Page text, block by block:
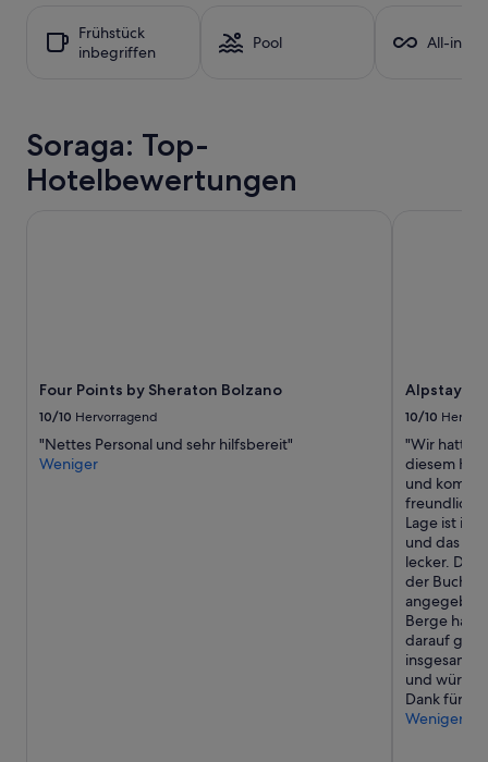
c
Aufenthalt
2 Erwachsenen
gefunden
wurde.
gelten.
Frühstück
inbegriffen
Pool All-
Soraga: Top-
Hotelbewertungen
Four Points by Sheraton Bolzano
10/10 Hervorragend
"Nettes Personal und sehr hilfsbereit"
Weniger
Alpstay -
10/10
"Wir hatten
diesem
und
freundlich,
Lage ist
und das
lecker. Der
der
angegeben
Berge
darauf
insgesamt
und
Dank für
Weniger